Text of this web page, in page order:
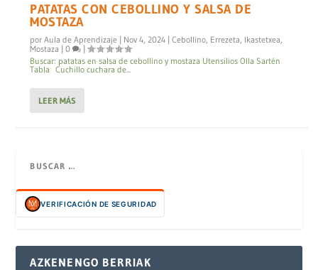
PATATAS CON CEBOLLINO Y SALSA DE
MOSTAZA
porAula de Aprendizaje | Nov 4, 2024 |Cebollino Errezeta Ikastetxea
Mostaza |0
|
Buscar: patatas en salsa de cebollino y mostaza Utensilios Olla Sartén
Tabla Cuchillo cuchara de...
LEER MÁS
VERIFICACIÓN DE SEGURIDAD
AZKENENGO BERRIAK